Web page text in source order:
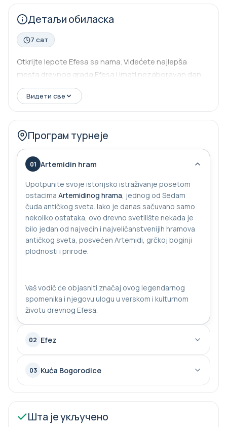
Детаљи обиласка
7 сат
Otkrijte lepote Efesa sa nama. Videćete najlepša
mesta drevnog grada Efesa i imati nezaboravan dan.
Видети све
Програм турнеје
01 Artemidin hram
Upotpunite svoje istorijsko istraživanje posetom
ostacima Artemidinog hrama, jednog od Sedam
čuda antičkog sveta. Iako je danas sačuvano samo
nekoliko ostataka, ovo drevno svetilište nekada je
bilo jedan od najvećih i najveličanstvenijih hramova
antičkog sveta, posvećen Artemidi, grčkoj boginji
plodnosti i prirode.
Vaš vodič će objasniti značaj ovog legendarnog
spomenika i njegovu ulogu u verskom i kulturnom
životu drevnog Efesa.
02 Efez
03 Kuća Bogorodice
Шта је укључено